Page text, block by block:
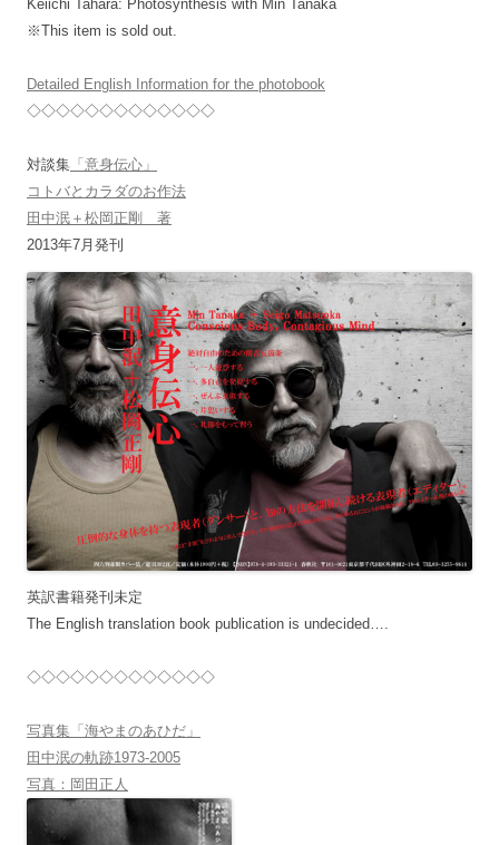
Keiichi Tahara: Photosynthesis with Min Tanaka
※This item is sold out.
Detailed English Information for the photobook
◇◇◇◇◇◇◇◇◇◇◇◇◇
対談集 「意身伝心」
コトバとカラダのお作法
田中泯＋松岡正剛 著
2013年7月発刊
英訳書籍発刊未定
The English translation book publication is undecided….
◇◇◇◇◇◇◇◇◇◇◇◇◇
写真集「海やまのあひだ」
田中泯の軌跡1973-2005
写真：岡田正人